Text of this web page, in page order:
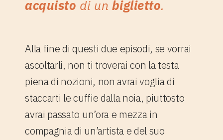
acquisto di un biglietto.
Alla fine di questi due episodi, se vorrai
ascoltarli, non ti troverai con la testa
piena di nozioni, non avrai voglia di
staccarti le cuffie dalla noia, piuttosto
avrai passato un’ora e mezza in
compagnia di un’artista e del suo